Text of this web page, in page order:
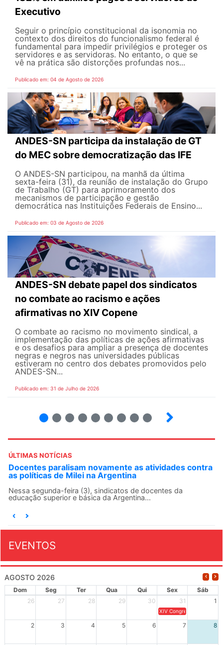
Executivo
Seguir o princípio constitucional da isonomia no
contexto dos direitos do funcionalismo federal é
fundamental para impedir privilégios e proteger os
servidores e as servidoras. No entanto, o que se
vê na prática são distorções profundas nos...
Publicado em: 04 de Agosto de 2026
ANDES-SN participa da instalação de GT
do MEC sobre democratização das IFE
O ANDES-SN participou, na manhã da última
sexta-feira (31), da reunião de instalação do Grupo
de Trabalho (GT) para aprimoramento dos
mecanismos de participação e gestão
democrática nas Instituições Federais de Ensino...
Publicado em: 03 de Agosto de 2026
ANDES-SN debate papel dos sindicatos
no combate ao racismo e ações
afirmativas no XIV Copene
O combate ao racismo no movimento sindical, a
implementação das políticas de ações afirmativas
e os desafios para ampliar a presença de docentes
negras e negros nas universidades públicas
estiveram no centro dos debates promovidos pelo
ANDES-SN...
Publicado em: 31 de Julho de 2026
ÚLTIMAS NOTÍCIAS
Docentes paralisam novamente as atividades contra
as políticas de Milei na Argentina
Nessa segunda-feira (3), sindicatos de docentes da
educação superior e básica da Argentina...
EVENTOS
AGOSTO 2026
Dom Seg Ter Qua Qui Sex
Sáb
26
27 28 29 30 31 1
XIV Congresso Brasileiro
2 3 4 5 6 7 8